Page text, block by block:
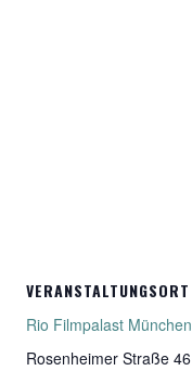
VERANSTALTUNGSORT
Rio Filmpalast München
Rosenheimer Straße 46